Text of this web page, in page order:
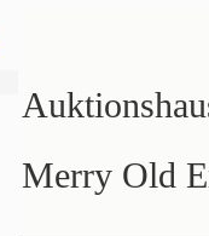
Merry Old